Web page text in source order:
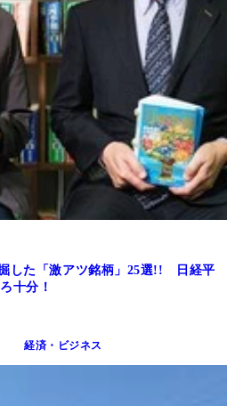
掘した「激アツ銘柄」25選!! 日経平
十分！
経済・ビジネス